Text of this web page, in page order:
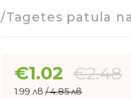
/Tagetes patula
€1.02 €2.48
1.99 лв / 4.85 лв